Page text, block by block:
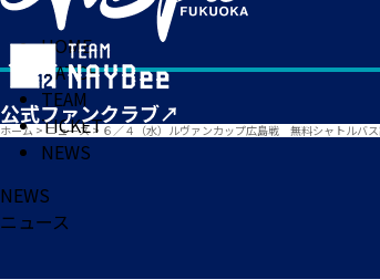
HOME
MATCH
TEAM
TICKET
NEWS
ホーム > ニュース> ６／４（水）ルヴァンカップ広島戦 無料シャトルバ
NEWS
ニュース